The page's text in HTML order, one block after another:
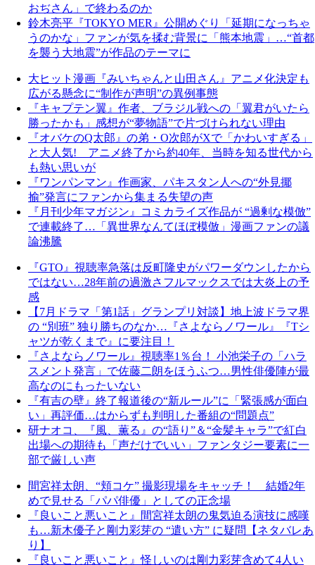
おぢさん」で終わるのか
鈴木亮平『TOKYO MER』公開めぐり「延期になっちゃ
うのかな」ファンが気を揉む背景に「熊本地震」…“首都
を襲う大地震”が作品のテーマに
大ヒット漫画『みいちゃんと山田さん』アニメ化決定も
広がる懸念に“制作が声明”の異例事態
『キャプテン翼』作者、ブラジル戦への「翼君がいたら
勝ったかも」感想が“夢物語”で片づけられない理由
『オバケのQ太郎』の弟・O次郎がXで「かわいすぎる」
と大人気! アニメ終了から約40年、当時を知る世代から
も熱い思いが
『ワンパンマン』作画家、パキスタン人への“外見揶
揄”発言にファンから集まる失望の声
『月刊少年マガジン』コミカライズ作品が “過剰な模倣”
で連載終了…「異世界なんてほぼ模倣」漫画ファンの議
論沸騰
『GTO』視聴率急落は反町隆史がパワーダウンしたから
ではない…28年前の過激さフルマックスでは大炎上の予
感
【7月ドラマ「第1話」グランプリ対談】地上波ドラマ界
の “別班” 独り勝ちのなか…『さよならノワール』『Tシ
ャツが乾くまで』に要注目！
『さよならノワール』視聴率1％台！ 小池栄子の「ハラ
スメント発言」で佐藤二朗をほうふつ…男性俳優陣が最
高なのにもったいない
『有吉の壁』終了報道後の“新ルール”に「緊張感が面白
い」再評価…はからずも判明した番組の“問題点”
研ナオコ、『風、薫る』の“語り”＆“金髪キャラ”で紅白
出場への期待も「声だけでいい」ファンタジー要素に一
部で厳しい声
間宮祥太朗、“頬コケ” 撮影現場をキャッチ！ 結婚2年
めで見せる「パパ俳優」としての正念場
『良いこと悪いこと』間宮祥太朗の鬼気迫る演技に感嘆
も…新木優子と剛力彩芽の “遣い方” に疑問【ネタバレあ
り】
『良いこと悪いこと』怪しいのは剛力彩芽含めて4人い